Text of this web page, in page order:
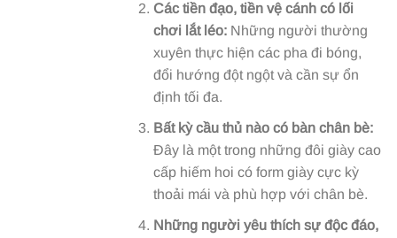
Các tiền đạo, tiền vệ cánh có lối
chơi lắt léo: Những người thường
xuyên thực hiện các pha đi bóng,
đổi hướng đột ngột và cần sự ổn
định tối đa.
Bất kỳ cầu thủ nào có bàn chân bè:
Đây là một trong những đôi giày cao
cấp hiếm hoi có form giày cực kỳ
thoải mái và phù hợp với chân bè.
Những người yêu thích sự độc đáo,